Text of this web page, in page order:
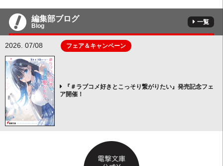
編集部ブログ
Blog
一覧
2026. 07/08 フェア＆キャンペーン
『＃ラブコメ好きとこっそり繋がりたい』発売記念フェ
ア開催！